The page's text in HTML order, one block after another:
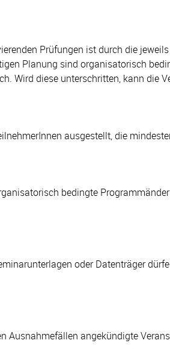
Prüfungen ist durch die
Planung sind organisatorisch
Wird diese unterschritten, kann die
ausgestellt, die
bedingte
oder Datenträger
Ausnahmefällen angekündigte